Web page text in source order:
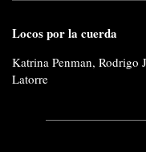
Locos por la cuerda
Katrina Penman, Rodrigo
Latorre